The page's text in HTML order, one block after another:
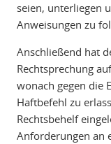
seien, unterliegen
Anweisungen zu
Anschließend hat
Rechtsprechung
wonach gegen die
Haftbefehl zu
Rechtsbehelf
Anforderungen an